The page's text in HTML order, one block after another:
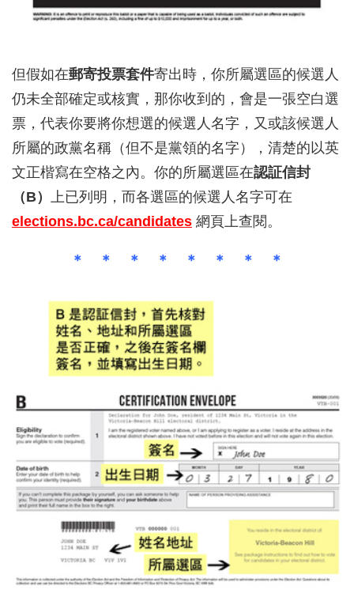
但假如在郵寄投票套件寄出時，你所屬選區的候選人
仍未全部確定或核實，那你收到的，會是一張空白選
票，代表你要將你想選的候選人名字，又或該候選人
所屬的政黨名稱（但不是黨領的名字），清楚的以英
文正楷寫在空格之內。你的所屬選區在認証信封
（B） 上已列明，而各選區的候選人名字可在
elections.bc.ca/candidates 網頁上查閱。
＊ ＊ ＊ ＊ ＊ ＊ ＊ ＊